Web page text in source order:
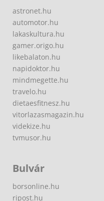
astronet.hu
automotor.hu
lakaskultura.hu
gamer.origo.hu
likebalaton.hu
napidoktor.hu
mindmegette.hu
travelo.hu
dietaesfitnesz.hu
vitorlazasmagazin.hu
videkize.hu
tvmusor.hu
Bulvár
borsonline.hu
ripost.hu